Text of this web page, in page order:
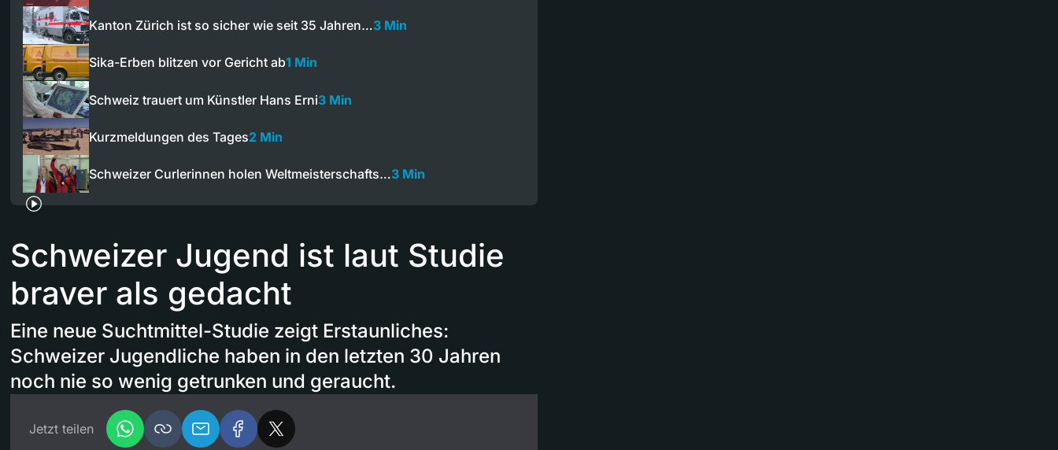
Kanton Zürich ist so sicher wie seit 35 Jahren…3 Min
Sika-Erben blitzen vor Gericht ab1 Min
Schweiz trauert um Künstler Hans Erni3 Min
Kurzmeldungen des Tages2 Min
Schweizer Curlerinnen holen Weltmeisterschafts…3 Min
Schweizer Jugend ist laut Studie
braver als gedacht
Eine neue Suchtmittel-Studie zeigt Erstaunliches:
Schweizer Jugendliche haben in den letzten 30 Jahren
noch nie so wenig getrunken und geraucht.
Jetzt teilen